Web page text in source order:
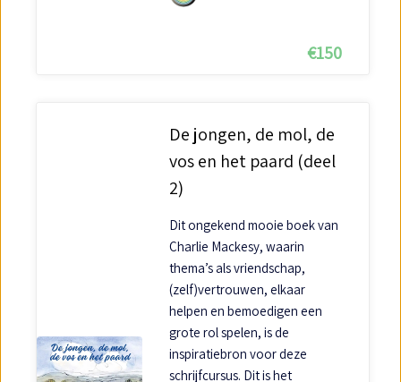
€150
De jongen, de mol, de
vos en het paard (deel
2)
Dit ongekend mooie boek van
Charlie Mackesy, waarin
thema’s als vriendschap,
(zelf)vertrouwen, elkaar
helpen en bemoedigen een
grote rol spelen, is de
inspiratiebron voor deze
schrijfcursus. Dit is het